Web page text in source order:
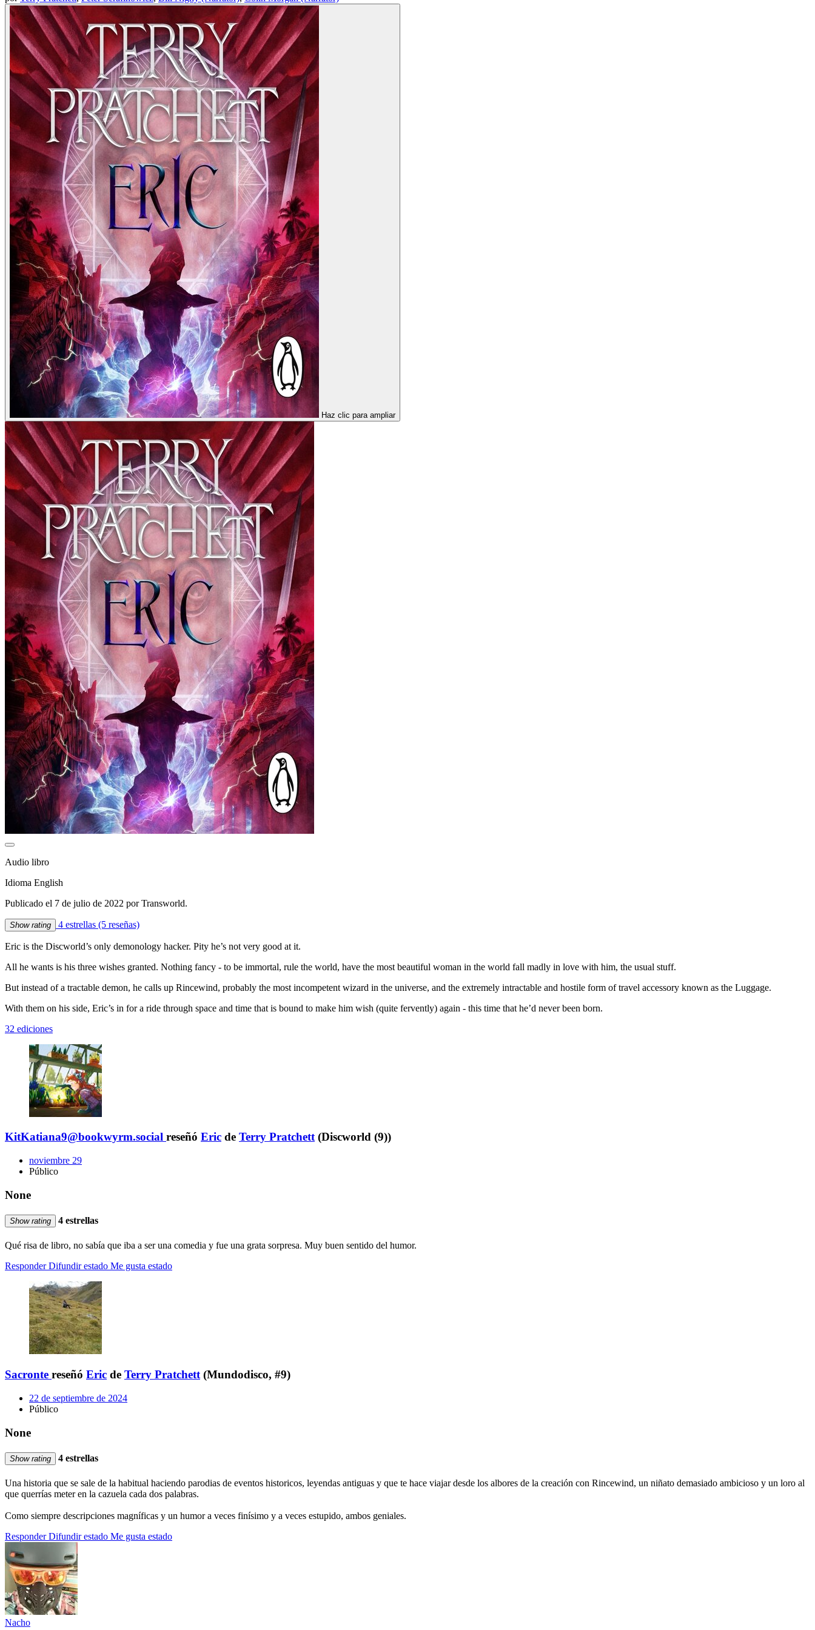
Haz clic para ampliar
Audio libro
Idioma English
Publicado el 7 de julio de 2022 por Transworld.
Show rating 4 estrellas (5 reseñas)
Eric is the Discworld’s only demonology hacker. Pity he’s not very good at it.
All he wants is his three wishes granted. Nothing fancy - to be immortal, rule the world, have the most beautiful woman in the world fall madly in love with him, the usual stuff.
But instead of a tractable demon, he calls up Rincewind, probably the most incompetent wizard in the universe, and the extremely intractable and hostile form of travel accessory known as the Luggage.
With them on his side, Eric’s in for a ride through space and time that is bound to make him wish (quite fervently) again - this time that he’d never been born.
32 ediciones
KitKatiana9@bookwyrm.social reseñó Eric de Terry Pratchett(Discworld (9))
noviembre 29
Público
None
Show rating 4 estrellas
Qué risa de libro, no sabía que iba a ser una comedia y fue una grata sorpresa. Muy buen sentido del humor.
Responder Difundir estado Me gusta estado
Sacronte reseñó Eric de Terry Pratchett (Mundodisco, #9)
22 de septiembre de 2024
Público
None
Show rating 4 estrellas
Una historia que se sale de la habitual haciendo parodias de eventos historicos, leyendas antiguas y que te hace viajar desde los albores de la creación con Rincewind, un niñato demasiado ambicioso y un loro al
que querrías meter en la cazuela cada dos palabras.
Como siempre descripciones magníficas y un humor a veces finísimo y a veces estupido, ambos geniales.
Responder Difundir estado Me gusta estado
Nacho